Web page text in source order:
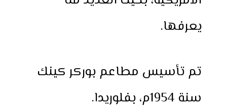
يعرفها.
تم تأسيس مطاعم بوركر كينك
سنة 1954م، بفلوريدا.